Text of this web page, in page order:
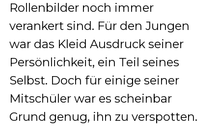
Rollenbilder noch immer
verankert sind. Für den Jungen
war das Kleid Ausdruck seiner
Persönlichkeit, ein Teil seines
Selbst. Doch für einige seiner
Mitschüler war es scheinbar
Grund genug, ihn zu verspotten.